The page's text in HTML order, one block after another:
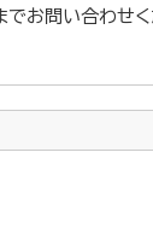
お問い合わせく